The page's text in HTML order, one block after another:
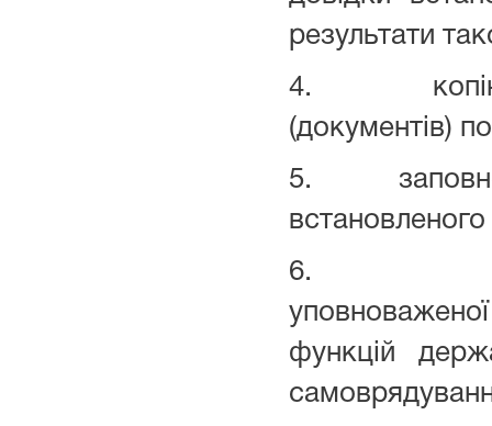
результати
4. копію
(документів)
5.
6.
функцій